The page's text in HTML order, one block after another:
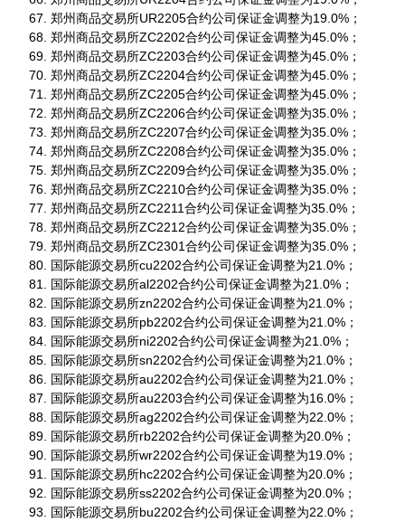
郑州商品交易所UR2205合约公司保证金调整为19.0%；
郑州商品交易所ZC2202合约公司保证金调整为45.0%；
郑州商品交易所ZC2203合约公司保证金调整为45.0%；
郑州商品交易所ZC2204合约公司保证金调整为45.0%；
郑州商品交易所ZC2205合约公司保证金调整为45.0%；
郑州商品交易所ZC2206合约公司保证金调整为35.0%；
郑州商品交易所ZC2207合约公司保证金调整为35.0%；
郑州商品交易所ZC2208合约公司保证金调整为35.0%；
郑州商品交易所ZC2209合约公司保证金调整为35.0%；
郑州商品交易所ZC2210合约公司保证金调整为35.0%；
郑州商品交易所ZC2211合约公司保证金调整为35.0%；
郑州商品交易所ZC2212合约公司保证金调整为35.0%；
郑州商品交易所ZC2301合约公司保证金调整为35.0%；
国际能源交易所cu2202合约公司保证金调整为21.0%；
国际能源交易所al2202合约公司保证金调整为21.0%；
国际能源交易所zn2202合约公司保证金调整为21.0%；
国际能源交易所pb2202合约公司保证金调整为21.0%；
国际能源交易所ni2202合约公司保证金调整为21.0%；
国际能源交易所sn2202合约公司保证金调整为21.0%；
国际能源交易所au2202合约公司保证金调整为21.0%；
国际能源交易所au2203合约公司保证金调整为16.0%；
国际能源交易所ag2202合约公司保证金调整为22.0%；
国际能源交易所rb2202合约公司保证金调整为20.0%；
国际能源交易所wr2202合约公司保证金调整为19.0%；
国际能源交易所hc2202合约公司保证金调整为20.0%；
国际能源交易所ss2202合约公司保证金调整为20.0%；
国际能源交易所bu2202合约公司保证金调整为22.0%；